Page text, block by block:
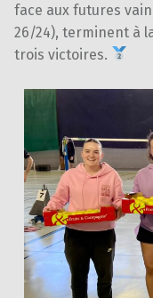
face aux futures
26/24), terminent à
trois victoires.